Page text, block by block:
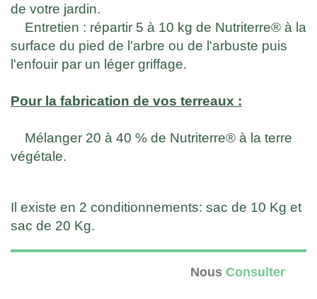
de votre jardin.
Entretien : répartir 5 à 10 kg de Nutriterre® à la
surface du pied de l'arbre ou de l'arbuste puis
l'enfouir par un léger griffage.
Pour la fabrication de vos terreaux :
Mélanger 20 à 40 % de Nutriterre® à la terre
végétale.
Il existe en 2 conditionnements: sac de 10 Kg et
sac de 20 Kg.
Nous Consulter